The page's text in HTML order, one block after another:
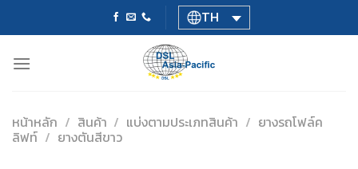
TH
หน้าหลัก / สินค้า / แบ่งตามประเภทสินค้า / ยางรถโฟล์ค
ลิฟท์ / ยางตันสีขาว